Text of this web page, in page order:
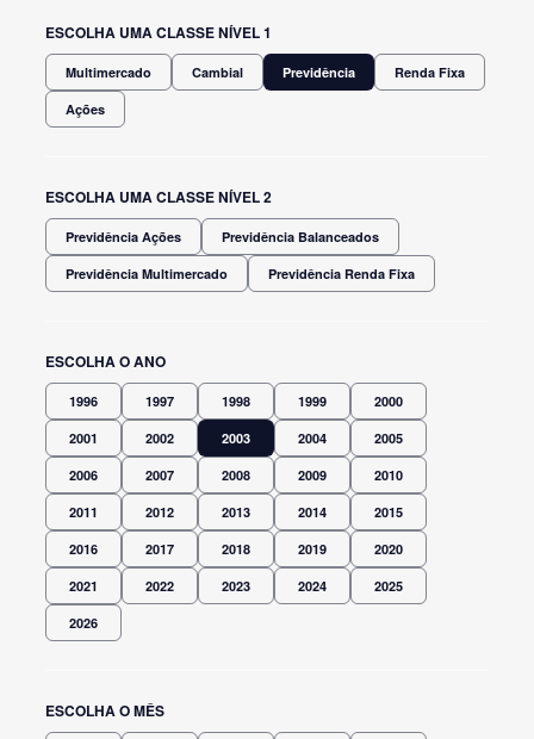
ESCOLHA UMA CLASSE NÍVEL 1
Multimercado Cambial Previdência Renda Fixa
Ações
ESCOLHA UMA CLASSE NÍVEL 2
Previdência Ações Previdência Balanceados
Previdência Multimercado Previdência Renda Fixa
ESCOLHA O ANO
1996 1997 1998 1999 2000
2001 2002 2003 2004 2005
2006 2007 2008 2009 2010
2011 2012 2013 2014 2015
2016 2017 2018 2019 2020
2021 2022 2023 2024 2025
2026
ESCOLHA O MÊS